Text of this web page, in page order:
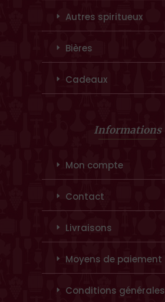
Autres spiritueux
Bières
Cadeaux
Informations
Mon compte
Contact
Livraisons
Moyens de paiement
Conditions générales